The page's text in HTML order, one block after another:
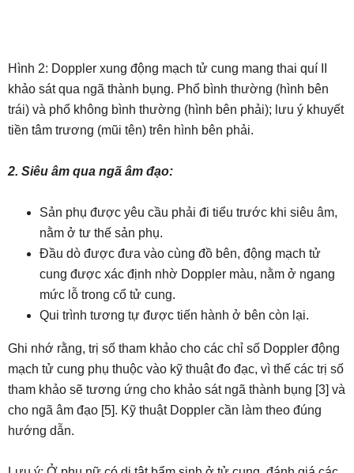
Hình 2: Doppler xung động mạch tử cung mang thai quí II
khảo sát qua ngã thành bụng. Phổ bình thường (hình bên
trái) và phổ không bình thường (hình bên phải); lưu ý khuyết
tiền tâm trương (mũi tên) trên hình bên phải.
2. Siêu âm qua ngã âm đạo:
Sản phụ được yêu cầu phải đi tiểu trước khi siêu âm,
nằm ở tư thế sản phụ.
Đầu dò được đưa vào cùng đồ bên, động mạch tử
cung được xác định nhờ Doppler màu, nằm ở ngang
mức lỗ trong cổ tử cung.
Qui trình tương tự được tiến hành ở bên còn lại.
Ghi nhớ rằng, trị số tham khảo cho các chỉ số Doppler động
mạch tử cung phụ thuộc vào kỹ thuật đo đạc, vì thế các trị số
tham khảo sẽ tương ứng cho khảo sát ngã thành bụng [3] và
cho ngã âm đạo [5]. Kỹ thuật Doppler cần làm theo đúng
hướng dẫn.